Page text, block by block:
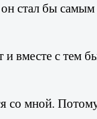
стал бы
вместе с тем
со мной.